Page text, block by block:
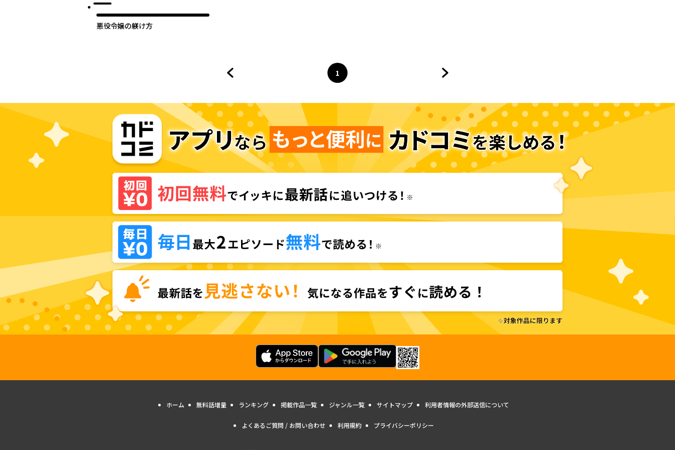
悪役令嬢の躾け方
ページ
1
へ
ホーム 無料話増量 ランキング 掲載作品一覧 ジャンル一覧 サイトマップ 利用者情報の外部送信について
よくあるご質問 / お問い合わせ 利用規約 プライバシーポリシー